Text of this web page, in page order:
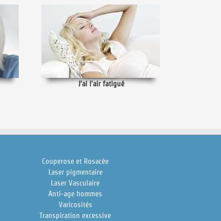
J’ai l’air fatigué
Couperose et Rosacée
Laser pigmentaire
Laser Vasculaire
Anti-age hommes
Varicosités
Transpiration excessive